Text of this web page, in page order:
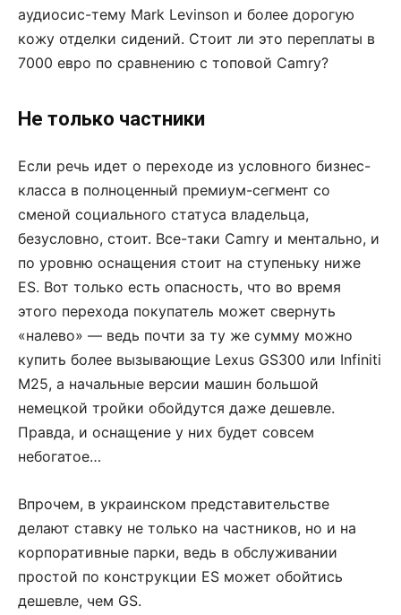
аудиосис-тему Mark Levinson и более дорогую
кожу отделки сидений. Стоит ли это переплаты в
7000 евро по сравнению с топовой Camry?
Не только частники
Если речь идет о переходе из условного бизнес-
класса в полноценный премиум-сегмент со
сменой социального статуса владельца,
безусловно, стоит. Все-таки Camry и ментально, и
по уровню оснащения стоит на ступеньку ниже
ES. Вот только есть опасность, что во время
этого перехода покупатель может свернуть
«налево» — ведь почти за ту же сумму можно
купить более вызывающие Lexus GS300 или Infiniti
M25, а начальные версии машин большой
немецкой тройки обойдутся даже дешевле.
Правда, и оснащение у них будет совсем
небогатое…
Впрочем, в украинском представительстве
делают ставку не только на частников, но и на
корпоративные парки, ведь в обслуживании
простой по конструкции ES может обойтись
дешевле, чем GS.